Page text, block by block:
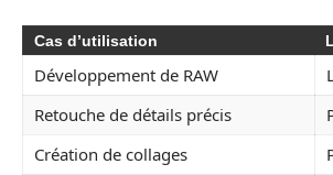
Cas d’utilisation
Développement de RAW
Retouche de détails précis
Création de collages